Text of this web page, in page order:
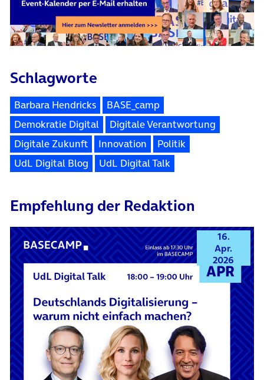
Schlagworte
Barbara Hendricks
BASE_camp
Demokratie Digital
Digitale Verantwortung
Digitale Zukunft
Innovation
Politik
UdL Digital Blog
UdL Digital Talk
Empfehlung der Redaktion
16.
Apr.
2026